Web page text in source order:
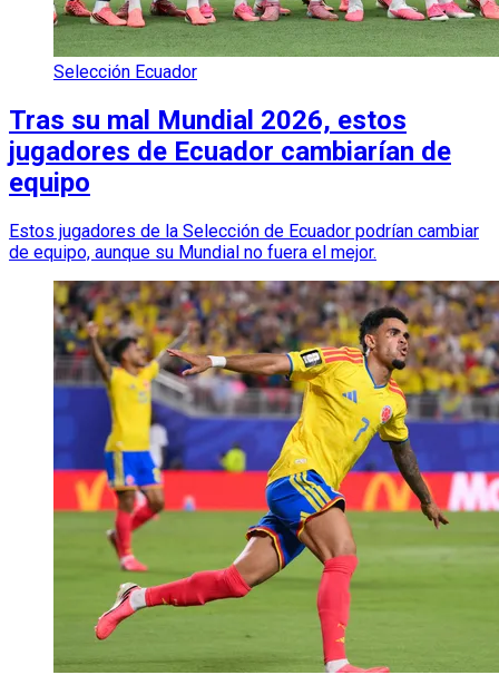
Selección Ecuador
Tras su mal Mundial 2026, estos
jugadores de Ecuador cambiarían de
equipo
Estos jugadores de la Selección de Ecuador podrían cambiar
de equipo, aunque su Mundial no fuera el mejor.